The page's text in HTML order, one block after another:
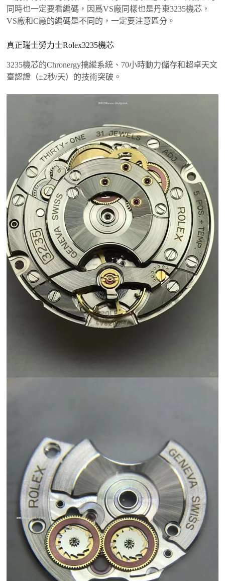
同時也一定要看編碼，因爲VS廠同樣也是丹東3235機芯，
VS廠和C廠的編碼是不同的，一定要注意區分。
真正瑞士勞力士Rolex3235機芯
3235機芯的Chronergy擒縱系統、70小時動力儲存和超卓天文
臺認證（±2秒/天）的技術突破。